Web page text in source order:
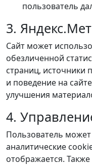
пользователь
3.
Сайт может
обезличенной
страниц, источники
и поведение на
улучшения
4.
Пользователь
аналитические
отображается.